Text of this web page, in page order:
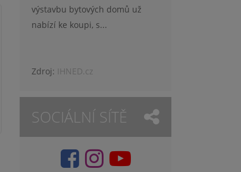
výstavbu bytových domů už
nabízí ke koupi, s...
Zdroj: IHNED.cz
SOCIÁLNÍ SÍTĚ